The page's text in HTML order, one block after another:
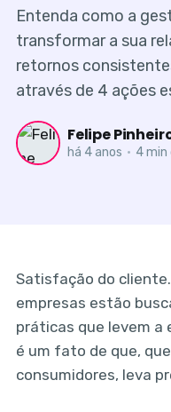
Entenda como a
transformar a sua
retornos
através de 4 ações
Felipe
há 4 anos • 4 min
Satisfação do
empresas estão
práticas que levem a
é um fato de que,
consumidores, leva